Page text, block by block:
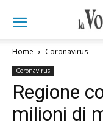
Home Coronavirus
Coronavirus
Regione
milioni di